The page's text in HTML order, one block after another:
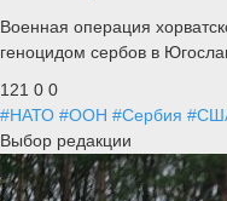
Военная операция
геноцидом сербов в
121 0 0
#НАТО #ООН #Сербия
Выбор редакции